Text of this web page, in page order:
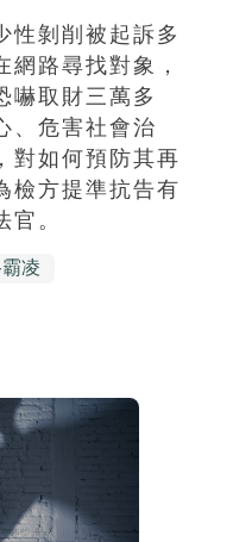
性剝削被起訴多
路尋找對象，
嚇取財三萬多
、危害社會治
對如何預防其再
檢方提準抗告有
。
凌